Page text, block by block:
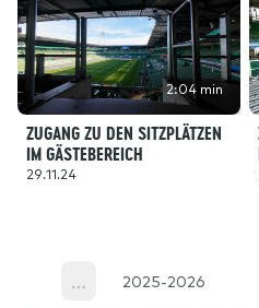
2:04 min
ZUGANG ZU DEN SITZPLÄTZEN
IM GÄSTEBEREICH
29.11.24
2025-2026